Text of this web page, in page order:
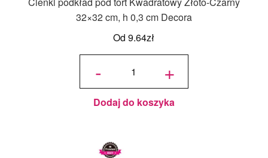
32×32 cm, h 0,3 cm Decora
Od9.64zł
-
ilość Cienki
Kwadratowy
Złoto-
Czarny
32x32 cm, h
0,3 cm
+
Dodaj do koszyka